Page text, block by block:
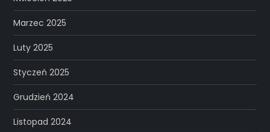
Marzec 2025
Luty 2025
Styczeń 2025
Grudzień 2024
Listopad 2024